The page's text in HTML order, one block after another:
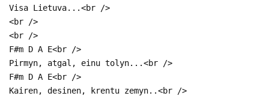
Visa Lietuva...<br />
<br />
<br />
F#m D A E<br />
Pirmyn, atgal, einu tolyn...<br />
F#m D A E<br />
Kairen, desinen, krentu zemyn..<br />